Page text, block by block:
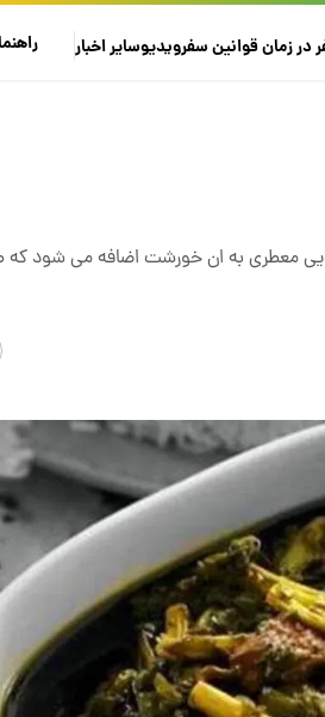
در زمانقوانین سفرویدیوسایراخبار
معطری به ان خورشت اضافه می شود که